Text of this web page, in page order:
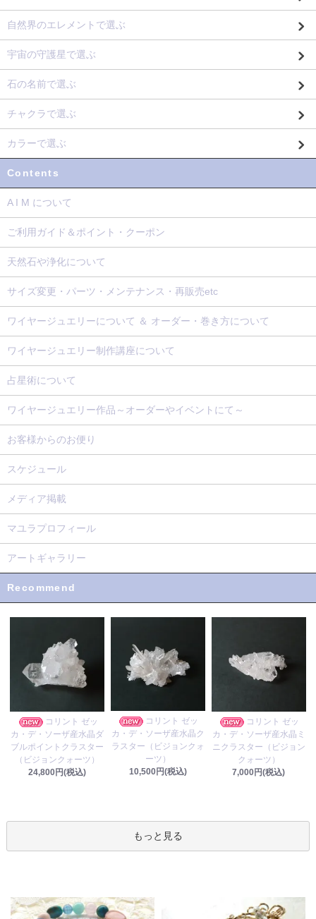
自然界のエレメントで選ぶ
宇宙の守護星で選ぶ
石の名前で選ぶ
チャクラで選ぶ
カラーで選ぶ
Contents
A I M について
ご利用ガイド＆ポイント・クーポン
天然石や浄化について
サイズ変更・パーツ・メンテナンス・再販売etc
ワイヤージュエリーについて ＆ オーダー・巻き方について
ワイヤージュエリー制作講座について
占星術について
ワイヤージュエリー作品～オーダーやイベントにて～
お客様からのお便り
スケジュール
メディア掲載
マユラプロフィール
アートギャラリー
Recommend
コリント ゼッ
カ・デ・ソーザ産水晶ダ
ブルポイントクラスター
（ビジョンクォーツ）
24,800円(税込)
コリント ゼッ
カ・デ・ソーザ産水晶ク
ラスター（ビジョンクォ
ーツ）
10,500円(税込)
コリント ゼッ
カ・デ・ソーザ産水晶ミ
ニクラスター（ビジョン
クォーツ）
7,000円(税込)
もっと見る